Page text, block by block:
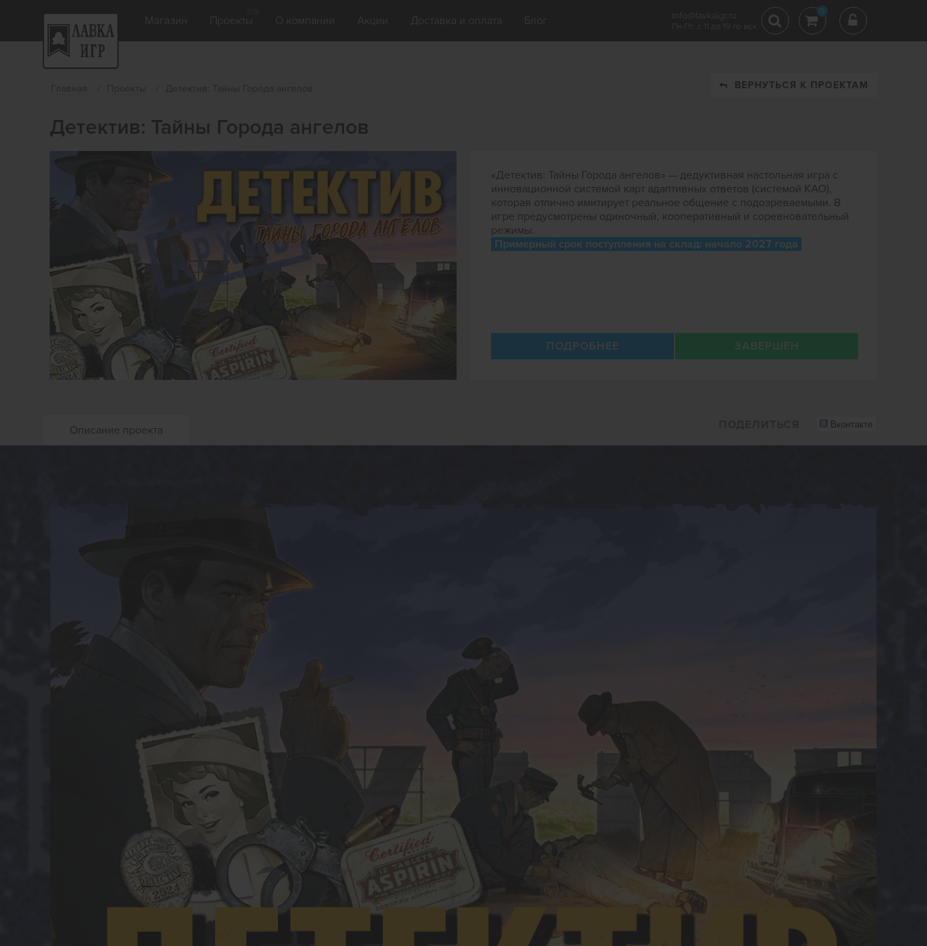
Магазин Проекты О компании Акции Доставка и оплата Блог info@lavkaigr.ru
Пн-Пт: с 11 до 19 по мск
0
ВЕРНУТЬСЯ К ПРОЕКТАМ
Детектив: Тайны Города ангелов
«Детектив: Тайны Города ангелов» — дедуктивная настольная игра с
инновационной системой карт адаптивных ответов (системой КАО),
которая отлично имитирует реальное общение с подозреваемыми. В
игре предусмотрены одиночный, кооперативный и соревновательный
режимы.
Примерный срок поступления на склад: начало 2027 года
ПОДРОБНЕЕ ЗАВЕРШЕН
Описание проекта Вконтакте